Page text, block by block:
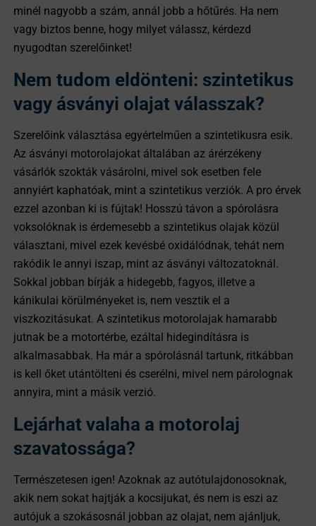
minél nagyobb a szám, annál jobb a hőtűrés. Ha nem
vagy biztos benne, hogy milyet válassz, kérdezd
nyugodtan szerelőinket!
Nem tudom eldönteni: szintetikus
vagy ásványi olajat válasszak?
Szerelőink választása egyértelműen a szintetikusra esik.
Az ásványi motorolajokat általában az árérzékeny
vásárlók szokták vásárolni, mivel sok esetben fele
annyiért kaphatóak, mint a szintetikus verziók. A pro érvek
ezzel azonban ki is fújtak! Hosszú távon a spórolásra
voksolóknak is érdemesebb a szintetikus olajak közül
választani, mivel ezek kevésbé oxidálódnak, tehát nem
rakódik le annyi iszap, mint az ásványi változatoknál.
Sokkal jobban bírják a hidegebb, fagyos, illetve a
kánikulai körülményeket is, nem vesztik el a
viszkozitásukat. A szintetikus motorolajak hamarabb
jutnak be a motortérbe, ezáltal hidegindításra is
alkalmasabbak. Ha már a spórolásnál tartunk, ritkábban
is kell őket utántölteni és cserélni, mivel nem párolognak
annyira, mint a másik verzió.
Lejárhat valaha a motorolaj
szavatossága?
Természetesen igen! Azoknak az autótulajdonosoknak,
akik nem sokat hajtják a kocsijukat, és nem is eszi az
autójuk a szokásosnál jobban az olajat, nem ajánljuk,